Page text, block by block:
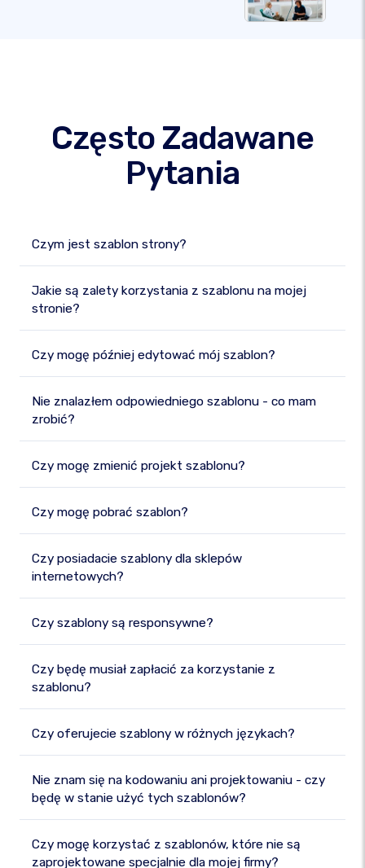
Często Zadawane
Pytania
Czym jest szablon strony?
Jakie są zalety korzystania z szablonu na mojej
stronie?
Czy mogę później edytować mój szablon?
Nie znalazłem odpowiedniego szablonu - co mam
zrobić?
Czy mogę zmienić projekt szablonu?
Czy mogę pobrać szablon?
Czy posiadacie szablony dla sklepów
internetowych?
Czy szablony są responsywne?
Czy będę musiał zapłacić za korzystanie z
szablonu?
Czy oferujecie szablony w różnych językach?
Nie znam się na kodowaniu ani projektowaniu - czy
będę w stanie użyć tych szablonów?
Czy mogę korzystać z szablonów, które nie są
zaprojektowane specjalnie dla mojej firmy?